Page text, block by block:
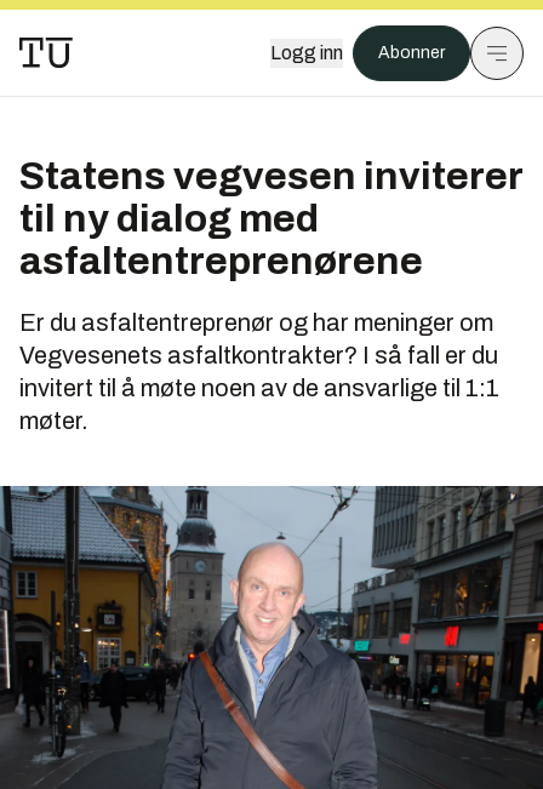
Logg inn Abonner
Statens vegvesen inviterer
til ny dialog med
asfaltentreprenørene
Er du asfaltentreprenør og har meninger om
Vegvesenets asfaltkontrakter? I så fall er du
invitert til å møte noen av de ansvarlige til 1:1
møter.